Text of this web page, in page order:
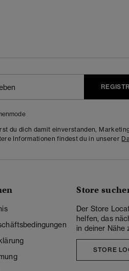
du dich damit einverstanden,
Informationen findest du in unserer
Store
Der Store
helfen, das
in deiner Nähe
STORE